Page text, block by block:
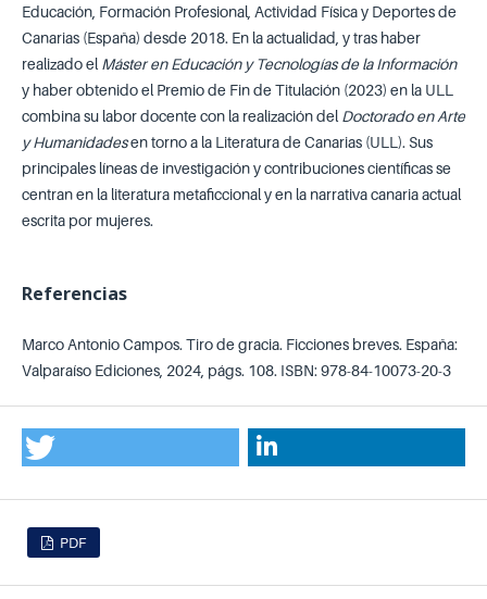
Educación, Formación Profesional, Actividad Física y Deportes de
Canarias (España) desde 2018. En la actualidad, y tras haber
realizado el Máster en Educación y Tecnologías de la Información
y haber obtenido el Premio de Fin de Titulación (2023) en la ULL
combina su labor docente con la realización del Doctorado en Arte
y Humanidadesen torno a la Literatura de Canarias (ULL). Sus
principales líneas de investigación y contribuciones científicas se
centran en la literatura metaficcional y en la narrativa canaria actual
escrita por mujeres.
Referencias
Marco Antonio Campos. Tiro de gracia. Ficciones breves. España:
Valparaíso Ediciones, 2024, págs. 108. ISBN: 978-84-10073-20-3
PDF